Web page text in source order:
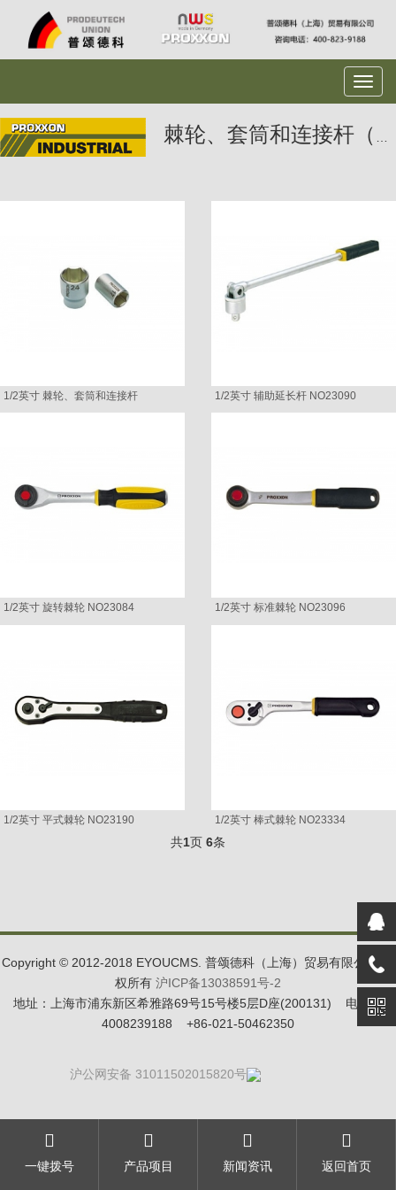
棘轮、套筒和连接杆（1/2英寸）
1/2英寸 棘轮、套筒和连接杆 1/2英寸 辅助延长杆 NO23090
1/2英寸 旋转棘轮 NO23084 1/2英寸 标准棘轮 NO23096
1/2英寸 平式棘轮 NO23190 1/2英寸 棒式棘轮 NO23334
共1页 6条
Copyright © 2012-2018 EYOUCMS. 普颂德科（上海）贸易有限公司 版
权所有 沪ICP备13038591号-2
地址：上海市浦东新区希雅路69号15号楼5层D座(200131) 电话：
4008239188 +86-021-50462350
一键拨号 产品项目 新闻资讯 返回首页
沪公网安备 31011502015820号